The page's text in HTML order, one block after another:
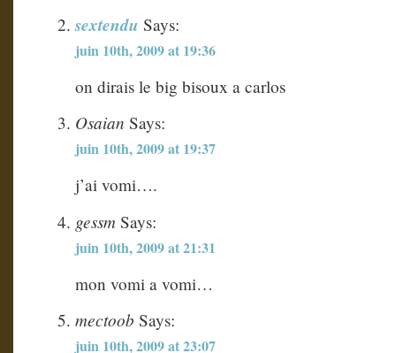
sextendu Says:
juin 10th, 2009 at 19:36
on dirais le big bisoux a carlos
Osaian Says:
juin 10th, 2009 at 19:37
j’ai vomi….
gessm Says:
juin 10th, 2009 at 21:31
mon vomi a vomi…
mectoob Says:
juin 10th, 2009 at 23:07